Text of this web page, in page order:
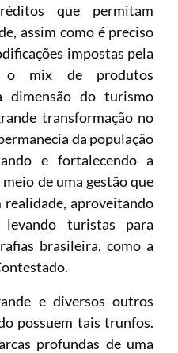
que permitam
assim como é preciso
impostas pela
o mix de produtos
dimensão do turismo
transformação no
da população
e fortalecendo a
de uma gestão que
aproveitando
turistas para
brasileira, como a
e diversos outros
possuem tais trunfos.
profundas de uma